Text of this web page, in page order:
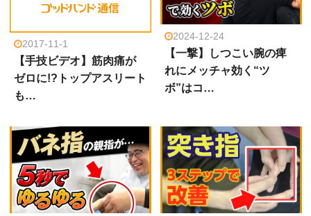
2017-11-1
【手技ビデオ】筋肉痛が
ゼロに!?トップアスリート
も…
2024-12-24
【一撃】しつこい腕の痺
れにメッチャ効く“ツ
ボ”はコ…